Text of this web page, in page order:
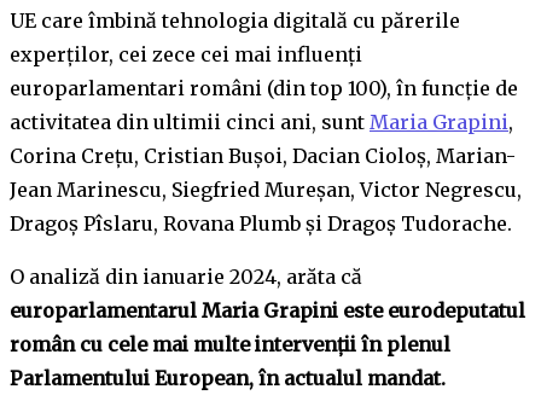
UE care îmbină tehnologia digitală cu părerile
experților, cei zece cei mai influenți
europarlamentari români (din top 100), în funcție de
activitatea din ultimii cinci ani, sunt Maria Grapini,
Corina Crețu, Cristian Bușoi, Dacian Cioloș, Marian-
Jean Marinescu, Siegfried Mureșan, Victor Negrescu,
Dragoș Pîslaru, Rovana Plumb și Dragoș Tudorache.
O analiză din ianuarie 2024, arăta că
europarlamentarul Maria Grapini este eurodeputatul
român cu cele mai multe intervenții în plenul
Parlamentului European, în actualul mandat.